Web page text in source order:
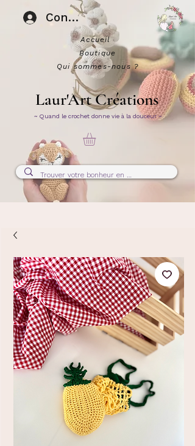
Connexion
Accueil
Boutique
Qui sommes-nous ?
Laur'Art Créations
~ Quand le crochet donne vie à la douceur ~